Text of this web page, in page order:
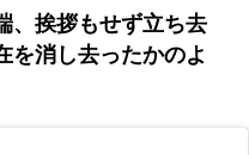
、挨拶もせず立ち去
を消し去ったかのよ